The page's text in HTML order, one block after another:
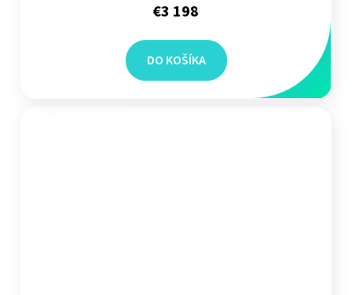
€3 198
DO KOŠÍKA